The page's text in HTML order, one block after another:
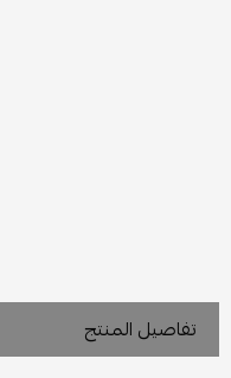
تفاصيل المنتج